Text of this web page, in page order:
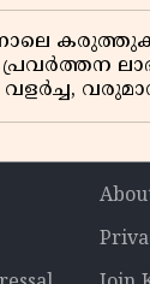
പ്രവർത്തന